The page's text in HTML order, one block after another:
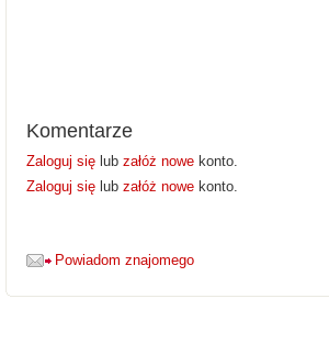
Komentarze
Zaloguj się lub załóż nowe konto.
Zaloguj się lub załóż nowe konto.
Powiadom znajomego